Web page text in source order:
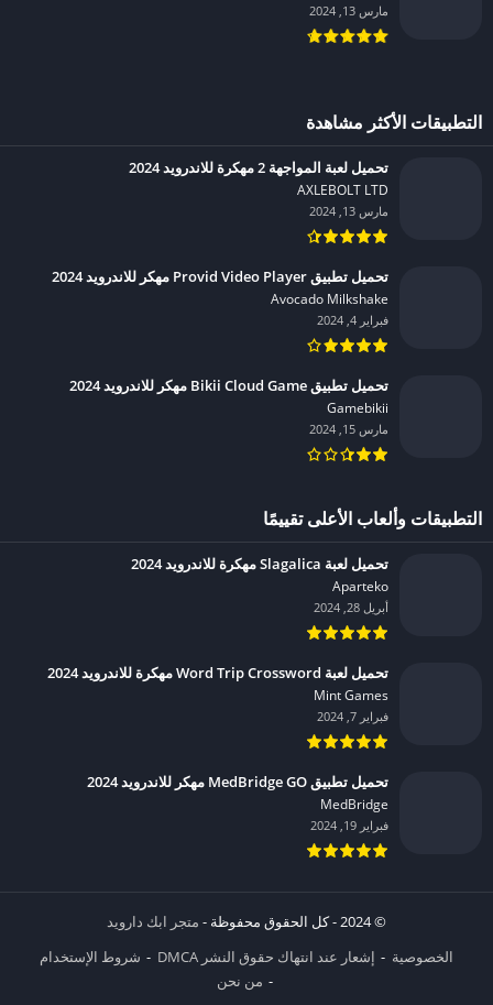
مارس 13, 2024
التطبيقات الأكثر مشاهدة
تحميل لعبة المواجهة 2 مهكرة للاندرويد 2024
AXLEBOLT LTD‏
مارس 13, 2024
تحميل تطبيق Provid Video Player مهكر للاندرويد 2024
Avocado Milkshake‏
فبراير 4, 2024
تحميل تطبيق Bikii Cloud Game مهكر للاندرويد 2024
Gamebikii‏
مارس 15, 2024
التطبيقات وألعاب الأعلى تقييمًا
تحميل لعبة Slagalica مهكرة للاندرويد 2024
Aparteko‏
أبريل 28, 2024
تحميل لعبة Word Trip Crossword مهكرة للاندرويد 2024
Mint Games‏
فبراير 7, 2024
تحميل تطبيق MedBridge GO مهكر للاندرويد 2024
MedBridge‏
فبراير 19, 2024
© 2024 - كل الحقوق محفوظة -
متجر ابك دارويد
الخصوصية
إشعار عند انتهاك حقوق النشر DMCA
شروط الإستخدام
من نحن